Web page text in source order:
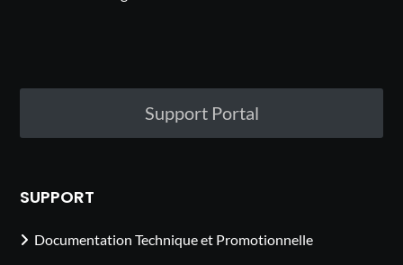
Support Portal
SUPPORT
Documentation Technique et Promotionnelle